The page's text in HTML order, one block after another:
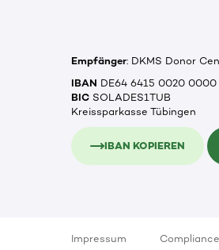
Empfänger: DKMS Donor
IBAN DE64 6415 0020 0000
BIC SOLADES1TUB
Kreissparkasse Tübingen
IBAN KOPIEREN
Impressum Compliance